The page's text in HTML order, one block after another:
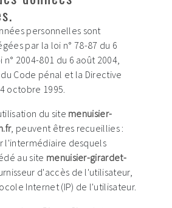
personnelles sont
par la loi n° 78-87 du 6
n° 2004-801 du 6 août 2004,
Code pénal et la Directive
octobre 1995.
du site menuisier-
, peuvent êtres recueillies :
l'intermédiaire desquels
au site menuisier-girardet-
d'accès de l'utilisateur,
Internet (IP) de l'utilisateur.